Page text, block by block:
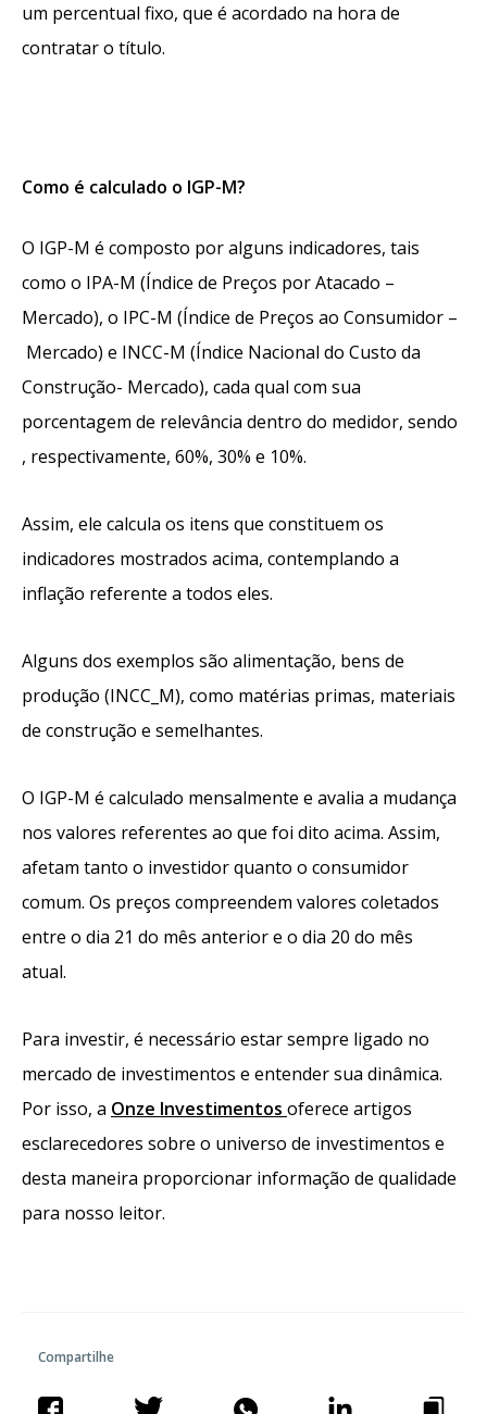
Compartilhe
um percentual fixo, que é acordado na hora de
contratar o título.
Como é calculado o IGP-M?
O IGP-M é composto por alguns indicadores, tais
como o IPA-M (Índice de Preços por Atacado –
Mercado), o IPC-M (Índice de Preços ao Consumidor –
Mercado) e INCC-M (Índice Nacional do Custo da
Construção- Mercado), cada qual com sua
porcentagem de relevância dentro do medidor, sendo
, respectivamente, 60%, 30% e 10%.
Assim, ele calcula os itens que constituem os
indicadores mostrados acima, contemplando a
inflação referente a todos eles.
Alguns dos exemplos são alimentação, bens de
produção (INCC_M), como matérias primas, materiais
de construção e semelhantes.
O IGP-M é calculado mensalmente e avalia a mudança
nos valores referentes ao que foi dito acima. Assim,
afetam tanto o investidor quanto o consumidor
comum. Os preços compreendem valores coletados
entre o dia 21 do mês anterior e o dia 20 do mês
atual.
Para investir, é necessário estar sempre ligado no
mercado de investimentos e entender sua dinâmica.
Por isso, a Onze Investimentos oferece artigos
esclarecedores sobre o universo de investimentos e
desta maneira proporcionar informação de qualidade
para nosso leitor.